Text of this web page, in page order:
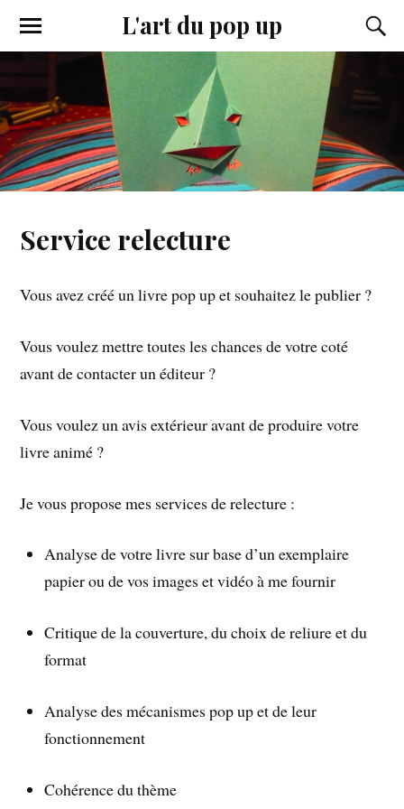
L'art du pop up
Service relecture
Vous avez créé un livre pop up et souhaitez le publier ?
Vous voulez mettre toutes les chances de votre coté
avant de contacter un éditeur ?
Vous voulez un avis extérieur avant de produire votre
livre animé ?
Je vous propose mes services de relecture :
Analyse de votre livre sur base d’un exemplaire
papier ou de vos images et vidéo à me fournir
Critique de la couverture, du choix de reliure et du
format
Analyse des mécanismes pop up et de leur
fonctionnement
Cohérence du thème